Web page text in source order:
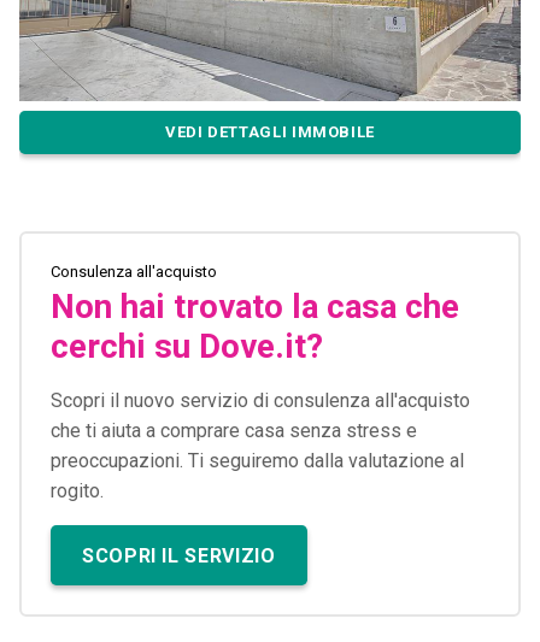
VEDI DETTAGLI IMMOBILE
Consulenza all'acquisto
Non hai trovato la casa che
cerchi su Dove.it?
Scopri il nuovo servizio di consulenza all'acquisto
che ti aiuta a comprare casa senza stress e
preoccupazioni. Ti seguiremo dalla valutazione al
rogito.
SCOPRI IL SERVIZIO